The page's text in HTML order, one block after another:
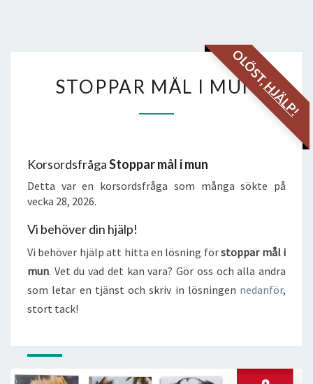
OLÖST,
HJÄLP!
MÅL
MUN
STOPPAR MÅL I MUN
KorsordsfrågaStoppar mål i mun
Detta var en korsordsfråga som många sökte på
vecka 28, 2026.
Vi behöver din hjälp!
Vi behöver hjälp att hitta en lösning förstoppar mål i
mun. Vet du vad det kan vara? Gör oss och alla andra
som letar en tjänst och skriv in lösningen nedanför,
stort tack!